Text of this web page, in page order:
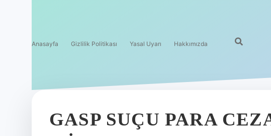
Anasayfa Gizlilik Politikası Yasal Uyarı Hakkımızda
GASP SUÇU PARA